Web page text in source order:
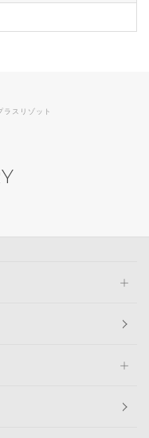
目安 500W：1分10秒 /
このまま立てて電子レ
。
加熱する場合は、中身
を下げて指定出力で加
してから取り出してく
こぼれ出ないようにご注
温めてください。
ラスリゾット